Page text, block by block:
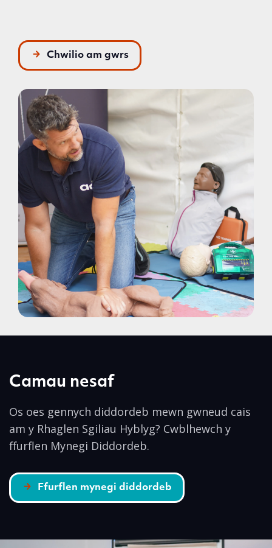
Chwilio am gwrs
Camau nesaf
Os oes gennych diddordeb mewn gwneud cais
am y Rhaglen Sgiliau Hyblyg? Cwblhewch y
ffurflen Mynegi Diddordeb.
Ffurflen mynegi diddordeb